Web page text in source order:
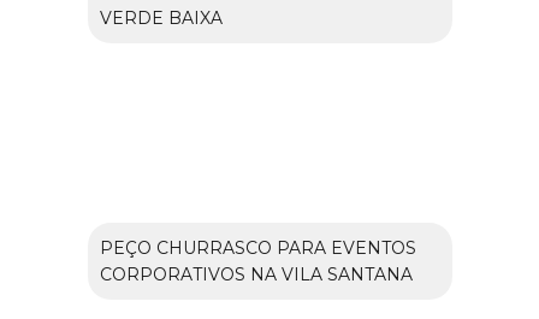
VERDE BAIXA
PEÇO CHURRASCO PARA EVENTOS
CORPORATIVOS NA VILA SANTANA